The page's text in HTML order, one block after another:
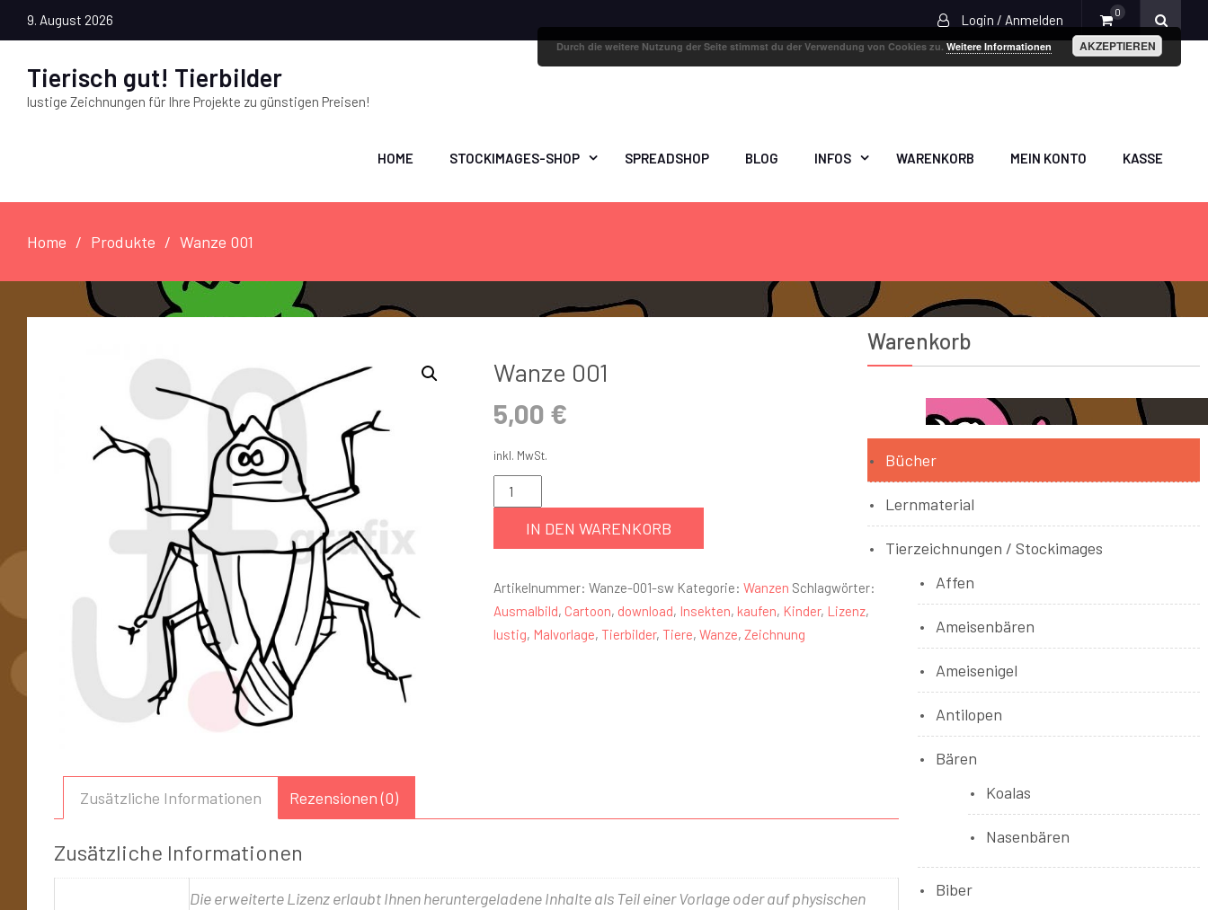
9. August 2026 Login / Anmelden 0
Tierisch gut! Tierbilder
lustige Zeichnungen für Ihre Projekte zu günstigen Preisen!
HOME STOCKIMAGES-SHOP SPREADSHOP BLOG INFOS WARENKORB MEIN KONTO KASSE
Home Produkte Wanze 001
Wanze 001
5,00 €
inkl. MwSt.
IN DEN WARENKORB
Artikelnummer: Wanze-001-sw Kategorie: Wanzen Schlagwörter:
Ausmalbild, Cartoon, download, Insekten, kaufen, Kinder, Lizenz,
lustig, Malvorlage, Tierbilder, Tiere, Wanze, Zeichnung
Zusätzliche Informationen Rezensionen (0)
Zusätzliche Informationen
Die erweiterte Lizenz erlaubt Ihnen heruntergeladene Inhalte als Teil einer Vorlage oder auf physischen
Warenkorb
Bücher
Lernmaterial
Tierzeichnungen / Stockimages
Affen
Ameisenbären
Ameisenigel
Antilopen
Bären
Koalas
Nasenbären
Biber
Durch die weitere Nutzung der Seite stimmst du der Verwendung von Cookies zu. Weitere Informationen AKZEPTIEREN